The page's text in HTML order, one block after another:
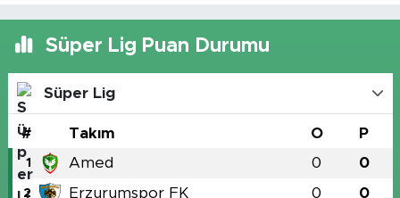
Süper Lig Puan Durumu
Süper Lig
# Takım O P
1 Amed 0 0
2 Erzurumspor FK 0 0